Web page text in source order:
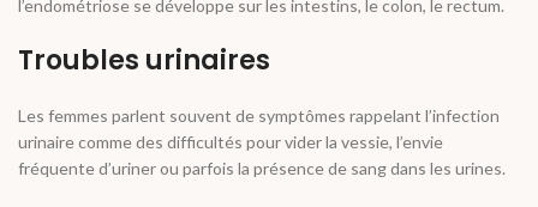
l’endométriose se développe sur les intestins, le colon, le rectum.
Troubles urinaires
Les femmes parlent souvent de symptômes rappelant l’infection
urinaire comme des difficultés pour vider la vessie, l’envie
fréquente d’uriner ou parfois la présence de sang dans les urines.